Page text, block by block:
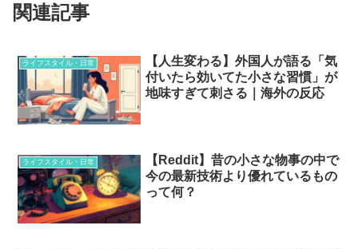
関連記事
ライフスタイル・日常
【人生変わる】外国人が語る「気
付いたら効いてた小さな習慣」が
地味すぎて刺さる｜海外の反応
ライフスタイル・日常
【Reddit】昔の小さな物事の中で
今の最新技術より優れているもの
って何？